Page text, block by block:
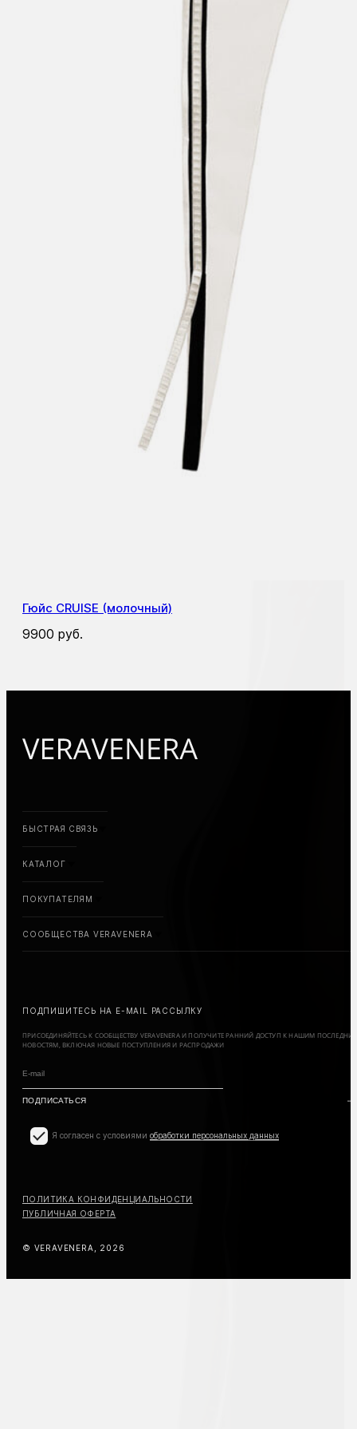
Гюйс CRUISE (молочный)
9900 руб.
БЫСТРАЯ СВЯЗЬ
КАТАЛОГ
ПОКУПАТЕЛЯМ
СООБЩЕСТВА VERAVENERA
ПОДПИШИТЕСЬ НА E-MAIL РАССЫЛКУ
ПРИСОЕДИНЯЙТЕСЬ К СООБЩЕСТВУ VERAVENERA И ПОЛУЧИТЕ РАННИЙ ДОСТУП К НАШИМ
НОВОСТЯМ, ВКЛЮЧАЯ НОВЫЕ ПОСТУПЛЕНИЯ И РАСПРОДАЖИ
Я согласен с условиями обработки персональных данных
ПОЛИТИКА КОНФИДЕНЦИАЛЬНОСТИ
ПУБЛИЧНАЯ ОФЕРТА
© VERAVENERA, 2026